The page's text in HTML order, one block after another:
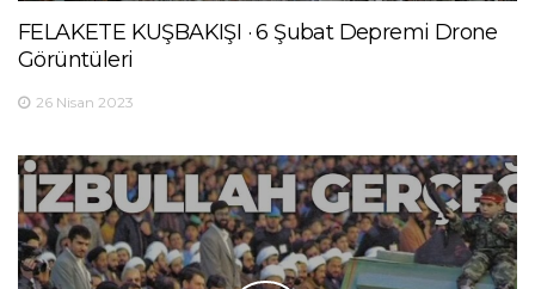
FELAKETE KUŞBAKIŞI · 6 Şubat Depremi Drone
Görüntüleri
26 Nisan 2023